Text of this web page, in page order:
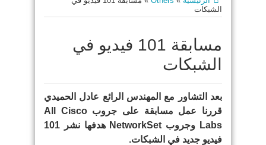
الشبكات
مسابقة 101 فيديو في
الشبكات
بعد التشاور مع المهندس الرائع عادل الحميدي
قررنا عمل مسابقة على جروب All Cisco
Labs وجروب NetworkSet هدفها نشر 101
فيديو جديد في الشبكات.